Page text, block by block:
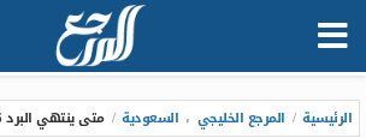
الرئيسية / المرجع الخليجي ، السعودية / متى ينتهي البرد 1446